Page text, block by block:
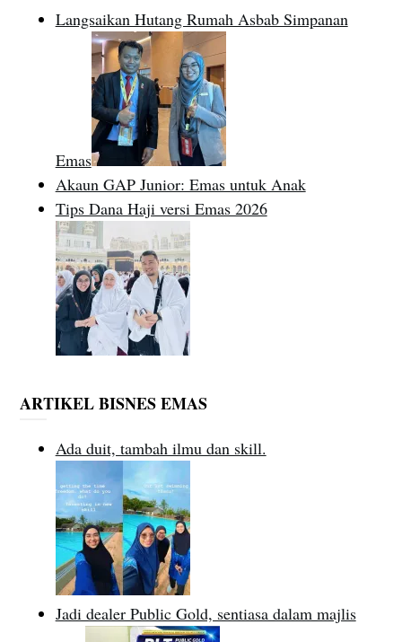
Langsaikan Hutang Rumah Asbab Simpanan
Emas
Akaun GAP Junior: Emas untuk Anak
Tips Dana Haji versi Emas 2026
ARTIKEL BISNES EMAS
Ada duit, tambah ilmu dan skill.
Jadi dealer Public Gold, sentiasa dalam majlis